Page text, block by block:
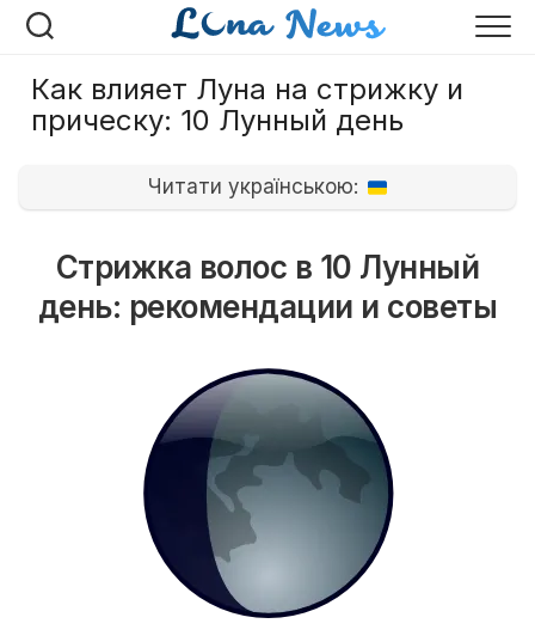
Перейти
Как влияет Луна на стрижку и
прическу: 10 Лунный день
Читати українською:
Стрижка волос в 10 Лунный
день: рекомендации и советы